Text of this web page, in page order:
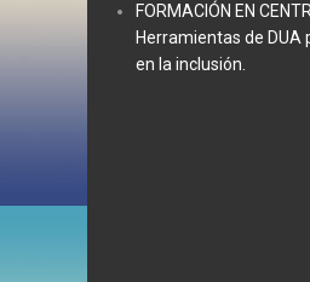
FORMACIÓN EN
Herramientas de DUA
en la inclusión.